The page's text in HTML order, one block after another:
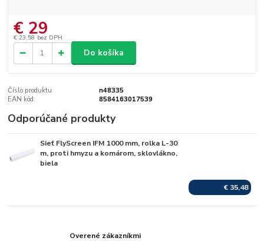
€ 29
€ 23,58 bez DPH
Do košíka
Číslo produktu:
n48335
EAN kód:
8584163017539
Odporúčané produkty
Sieť FlyScreen IFM 1000 mm, rolka L-30
m, proti hmyzu a komárom, sklovlákno,
biela
€ 35,48
Overené zákazníkmi